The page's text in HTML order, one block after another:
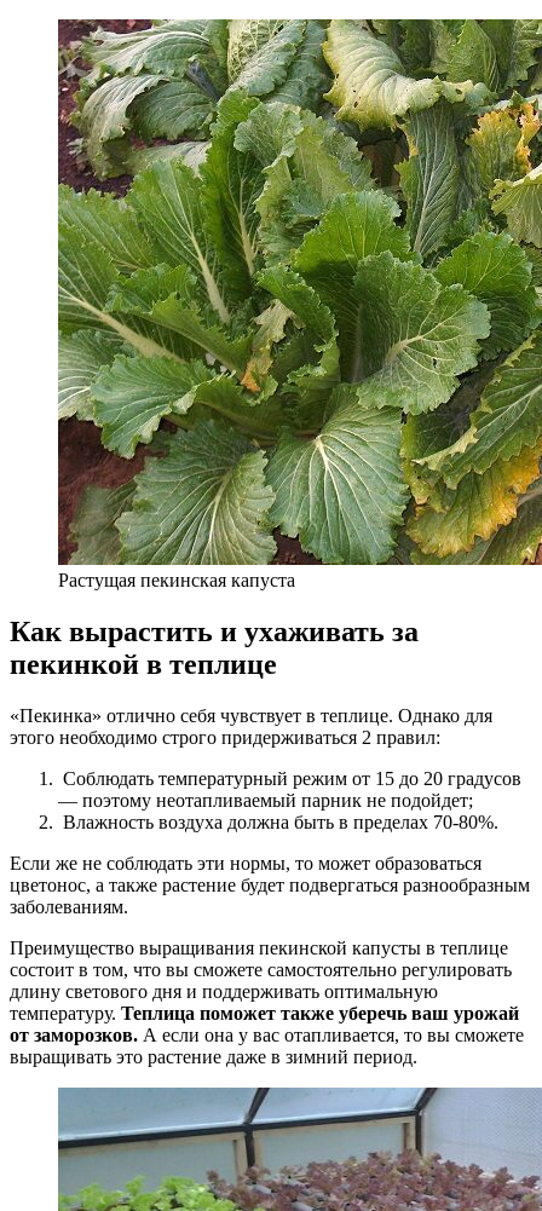
Растущая пекинская капуста
Как вырастить и ухаживать за
пекинкой в теплице
«Пекинка» отлично себя чувствует в теплице. Однако для
этого необходимо строго придерживаться 2 правил:
Соблюдать температурный режим от 15 до 20 градусов
— поэтому неотапливаемый парник не подойдет;
Влажность воздуха должна быть в пределах 70-80%.
Если же не соблюдать эти нормы, то может образоваться
цветонос, а также растение будет подвергаться разнообразным
заболеваниям.
Преимущество выращивания пекинской капусты в теплице
состоит в том, что вы сможете самостоятельно регулировать
длину светового дня и поддерживать оптимальную
температуру. Теплица поможет также уберечь ваш урожай
от заморозков. А если она у вас отапливается, то вы сможете
выращивать это растение даже в зимний период.